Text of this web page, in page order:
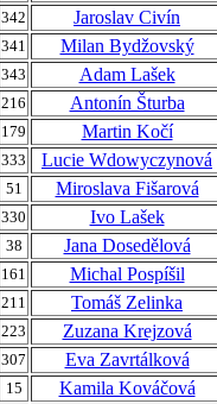
342
Jaroslav Civín
341
Milan Bydžovský
343
Adam Lašek
216
Antonín Šturba
179
Martin Kočí
333
Lucie Wdowyczynová
51
Miroslava Fišarová
330
Ivo Lašek
38
Jana Dosedělová
161
Michal Pospíšil
211
Tomáš Zelinka
223
Zuzana Krejzová
307
Eva Zavrtálková
15
Kamila Kováčová